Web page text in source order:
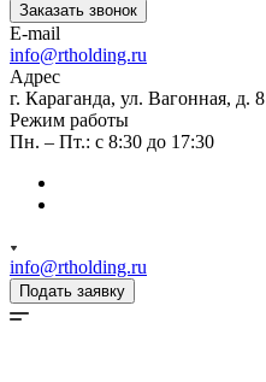
Заказать звонок
E-mail
info@rtholding.ru
Адрес
г. Караганда, ул. Вагонная, д. 8
Режим работы
Пн. – Пт.: с 8:30 до 17:30
info@rtholding.ru
Подать заявку